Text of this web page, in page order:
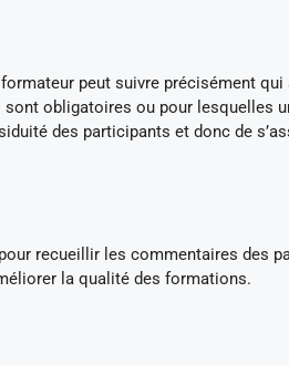
peut suivre précisément qui
obligatoires ou pour lesquelles
des participants et donc de
recueillir les commentaires des
la qualité des formations.